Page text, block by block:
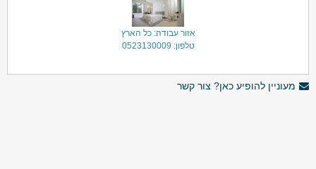
אזור עבודה: כל הארץ
טלפון: 0523130009
מעוניין להופיע כאן? צור קשר